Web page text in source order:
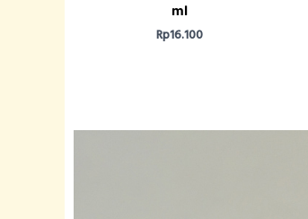
ml
Rp16.100